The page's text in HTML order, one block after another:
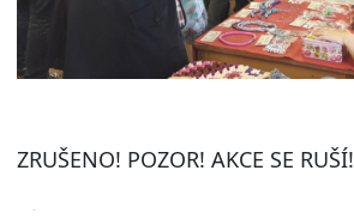
ZRUŠENO! POZOR! AKCE SE RUŠÍ!